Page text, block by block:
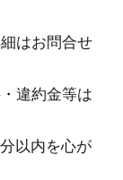
はお問合せ
違約金等は
以内を心が